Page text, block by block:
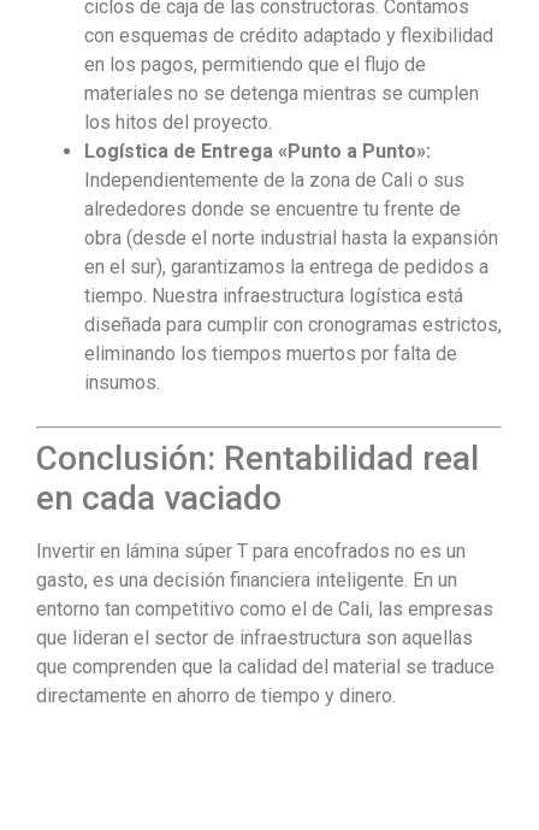
ciclos de caja de las constructoras. Contamos
con esquemas de crédito adaptado y flexibilidad
en los pagos, permitiendo que el flujo de
materiales no se detenga mientras se cumplen
los hitos del proyecto.
Logística de Entrega «Punto a Punto»:
Independientemente de la zona de Cali o sus
alrededores donde se encuentre tu frente de
obra (desde el norte industrial hasta la expansión
en el sur), garantizamos la entrega de pedidos a
tiempo. Nuestra infraestructura logística está
diseñada para cumplir con cronogramas estrictos,
eliminando los tiempos muertos por falta de
insumos.
Conclusión: Rentabilidad real
en cada vaciado
Invertir en lámina súper T para encofrados no es un
gasto, es una decisión financiera inteligente. En un
entorno tan competitivo como el de Cali, las empresas
que lideran el sector de infraestructura son aquellas
que comprenden que la calidad del material se traduce
directamente en ahorro de tiempo y dinero.